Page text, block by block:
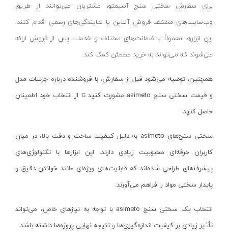
فرز سنگبری
انواع فرز انگشتی
اره بتن بر
فرز بیسکویتی
فرز قلمی
لوازم جانبی فرز مینیاتوری
فرز نووا
فرز کنزاکس
فرز انگشتی گلو کوتاه
فرز انگشتی گلو بلند
فرز انگشتی مینیاتوری
هاردکس-HARDEX
دوو-DAEWOO
ویتال-VITAL
SHARAN
رد هیت-RED HIT
آما-AMA
میکا-MICA
یونیتی-UNI-T
توان جم-TAVAN JAM
یال-YALE
برای سفارش سختی سنج آسیمتو، مشتریان می‌توانند از طریق
وب‌سایت‌های مختلف فروش آنلاین یا نمایندگی‌های رسمی اقدام کنند.
این ابزارها معمولاً با ضمانت‌های مختلف و خدمات پس از فروش ارائه
می‌شوند که می‌تواند به خرید مطمئن کمک کند.
همچنین، توصیه می‌شود قبل از سفارش، با فروشنده درباره جزئیات مدل
و قیمت سختی سنج asimeto مشورت کنید تا از انتخاب خود اطمینان
حاصل کنید.
سختی سنج‌های asimeto به دلیل کیفیت ساخت و دقت بالا، در میان
کاربران حرفه‌ای محبوبیت زیادی دارند. این ابزارها با تکنولوژی‌های
پیشرفته‌ای طراحی شده‌اند که قابلیت‌های ویژه‌ای مانند خواندن دقیق و
پایدار سختی مواد را فراهم می‌آورند.
انتخاب یک سختی سنج asimeto با توجه به نیازهای خاص، می‌تواند
تأثیر زیادی بر کیفیت اندازه‌گیری‌ها و نتیجه نهایی پروژه‌ها داشته باشد.